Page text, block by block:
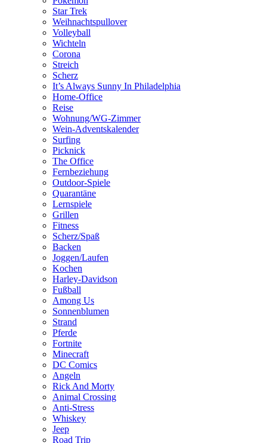
Star Trek
Weihnachtspullover
Volleyball
Wichteln
Corona
Streich
Scherz
It’s Always Sunny In Philadelphia
Home-Office
Reise
Wohnung/WG-Zimmer
Wein-Adventskalender
Surfing
Picknick
The Office
Fernbeziehung
Outdoor-Spiele
Quarantäne
Lernspiele
Grillen
Fitness
Scherz/Spaß
Backen
Joggen/Laufen
Kochen
Harley-Davidson
Fußball
Among Us
Sonnenblumen
Strand
Pferde
Fortnite
Minecraft
DC Comics
Angeln
Rick And Morty
Animal Crossing
Anti-Stress
Whiskey
Jeep
Road Trip